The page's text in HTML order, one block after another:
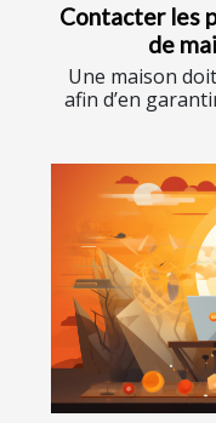
Contacter les
de
Une maison
afin d’en